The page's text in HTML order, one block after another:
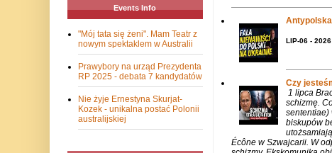
LIP-06 - 2026
Czy
1 lipca
schizmę.
sententiae)
biskupów
Écône w Szwajcarii. W
Events Info
"Mój tata się żeni". Mam Teatr z
nowym spektaklem w Australii
Prawybory na urząd Prezydenta
RP 2025 - debata 7 kandydatów
Nie żyje Ernestyna Skurjat-
Kozek - unikalna postać Polonii
australijskiej